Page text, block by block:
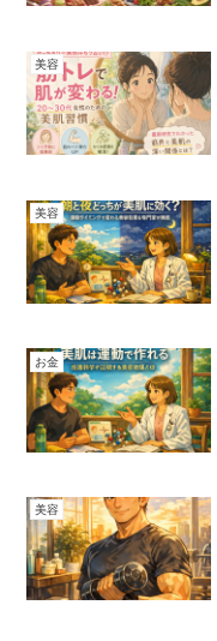
美容
美容
お金
美容